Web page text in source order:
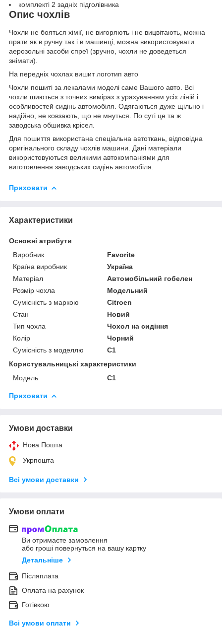
комплекті 2 задніх підголівника
Опис чохлів
Чохли не бояться хімії, не вигоряють і не вицвітають, можна
прати як в ручну так і в машинці, можна використовувати
аерозольні засоби спреї (зручно, чохли не доведеться
знімати).
На передніх чохлах вишит логотип авто
Чохли пошиті за лекалами моделі саме Вашого авто. Всі
чохли шиються з точних вимірах з урахуванням усіх ліній і
особливостей сидінь автомобіля. Одягаються дуже щільно і
надійно, не ковзають, що не мнуться. По суті це та ж
заводська обшивка крісел.
Для пошиття використана спеціальна автоткань, відповідна
оригінального складу чохлів машини. Дані матеріали
використовуються великими автокомпаніями для
виготовлення заводських сидінь автомобіля.
Приховати
Характеристики
Основні атрибути
Виробник
Favorite
Країна виробник
Україна
Матеріал
Автомобільний гобелен
Розмір чохла
Модельний
Сумісність з маркою
Citroen
Стан
Новий
Тип чохла
Чохол на сидіння
Колір
Чорний
Сумісність з моделлю
C1
Користувальницькі характеристики
Модель
C1
Приховати
Умови доставки
Нова Пошта
Укрпошта
Всі умови доставки
Умови оплати
Ви отримаєте замовлення
або гроші повернуться на вашу картку
Детальніше
Післяплата
Оплата на рахунок
Готівкою
Всі умови оплати